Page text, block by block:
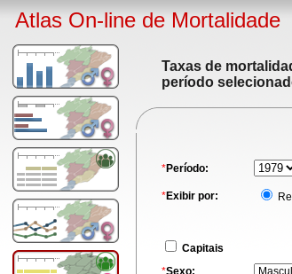
Atlas On-line de Mortalidade
Taxas de
período
*Período:
*Exibir por:
Capitais
*Sexo: